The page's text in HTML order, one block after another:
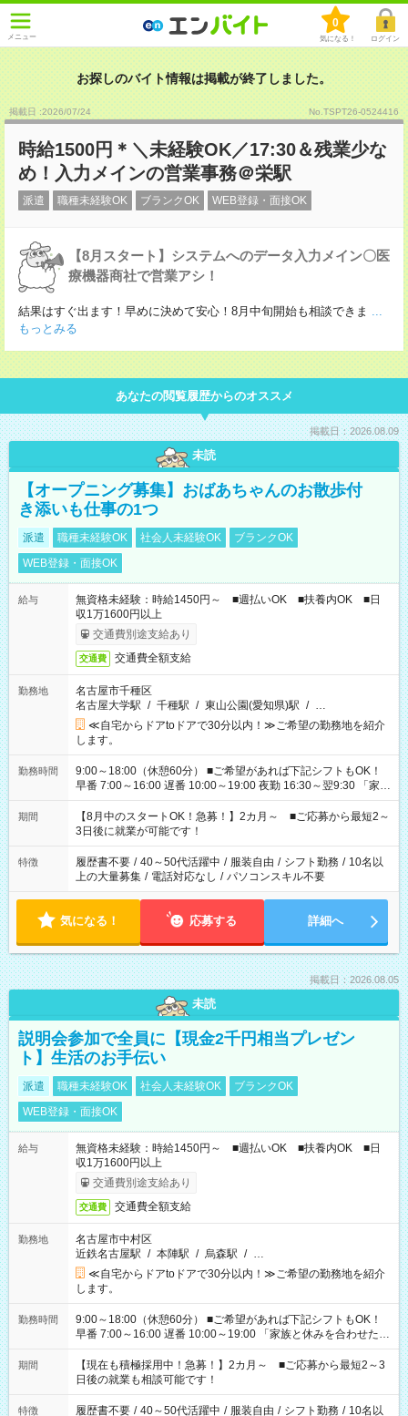
メニュー
0
気になる！ ログイン
お探しのバイト情報は掲載が終了しました。
掲載日 :2026/07/24 No.TSPT26-0524416
時給1500円＊＼未経験OK／17:30＆残業少な
め！入力メインの営業事務＠栄駅
派遣 職種未経験OK ブランクOK WEB登録・面接OK
【8月スタート】システムへのデータ入力メイン〇医
療機器商社で営業アシ！
結果はすぐ出ます！早めに決めて安心！8月中旬開始も相談できま ...
もっとみる
あなたの閲覧履歴からのオススメ
掲載日：2026.08.09
未読
【オープニング募集】おばあちゃんのお散歩付
き添いも仕事の1つ
派遣 職種未経験OK 社会人未経験OK
ブランクOK
WEB登録・面接OK
給与
無資格未経験：時給1450円～ ■週払いOK ■扶養内OK ■日
収1万1600円以上
交通費別途支給あり
交通費 交通費全額支給
勤務地
名古屋市千種区
名古屋大学駅 / 千種駅 / 東山公園(愛知県)駅 / …
≪自宅からドアtoドアで30分以内！≫ご希望の勤務地を紹介
します。
勤務時間
9:00～18:00（休憩60分） ■ご希望があれば下記シフトもOK！
早番 7:00～16:00 遅番 10:00～19:00 夜勤 16:30～翌9:30 「家族
と休みを合わせたい」 「余裕を持って夕飯の準備がしたい」
「できれば残業はしたくない」 など、ご希望を教えてください
ね。 ※Wワーク希望の方へ 今ご覧のお仕事で希望する勤務時間
と、もう1つのお仕事の勤務時間。 合計で週40時間を超える場
合は応募できません。
期間
【8月中のスタートOK！急募！】2カ月～ ■ご応募から最短2～
3日後に就業が可能です！
特徴 履歴書不要 / 40～50代活躍中 / 服装自由 / シフト勤務 / 10名以
上の大量募集 / 電話対応なし / パソコンスキル不要
気になる！ 応募する 詳細へ
掲載日：2026.08.05
未読
説明会参加で全員に【現金2千円相当プレゼン
ト】生活のお手伝い
派遣 職種未経験OK 社会人未経験OK
ブランクOK
WEB登録・面接OK
給与
無資格未経験：時給1450円～ ■週払いOK ■扶養内OK ■日
収1万1600円以上
交通費別途支給あり
交通費 交通費全額支給
勤務地
名古屋市中村区
近鉄名古屋駅 / 本陣駅 / 烏森駅 / …
≪自宅からドアtoドアで30分以内！≫ご希望の勤務地を紹介
します。
勤務時間
9:00～18:00（休憩60分） ■ご希望があれば下記シフトもOK！
早番 7:00～16:00 遅番 10:00～19:00 「家族と休みを合わせた
い」 「余裕を持って夕飯の準備がしたい」 「できれば残業はし
たくない」 など、ご希望を教えてくださいね。 ※Wワーク希望
の方へ 今ご覧のお仕事で希望する勤務時間と、もう1つのお仕事
の勤務時間。 合計で週40時間を超える場合は応募できません。
期間
【現在も積極採用中！急募！】2カ月～ ■ご応募から最短2～3
日後の就業も相談可能です！
特徴 履歴書不要 / 40～50代活躍中 / 服装自由 / シフト勤務 / 10名以